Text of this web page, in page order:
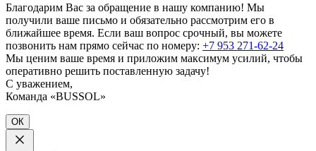
Благодарим Вас за обращение в нашу компанию! Мы
получили ваше письмо и обязательно рассмотрим его в
ближайшее время. Если ваш вопрос срочный, вы можете
позвонить нам прямо сейчас по номеру: +7 953 271-62-24
Мы ценим ваше время и приложим максимум усилий, чтобы
оперативно решить поставленную задачу!
С уважением,
Команда «BUSSOL»
ОК